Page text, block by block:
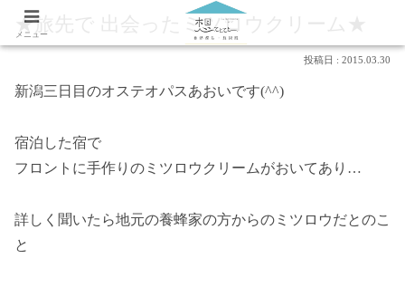
★旅先で 出会ったミツロウクリーム★
2015.03.30
新潟三日目のオステオパスあおいです(^^)
宿泊した宿で
フロントに手作りのミツロウクリームがおいてあり…
詳しく聞いたら地元の養蜂家の方からのミツロウだとのこ
と
メニュー